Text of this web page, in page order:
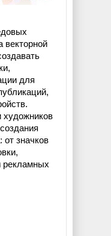
векторной
для
от значков
рекламных